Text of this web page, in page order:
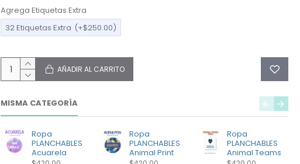
Agrega Etiquetas Extra
32 Etiquetas Extra (+$250.00)
AÑADIR AL CARRITO
MISMA CATEGORÍA
Ropa
PLANCHABLES
Acuarela
Ropa
PLANCHABLES
Animal Print
Ropa
PLANCHABLES
Animal Teams